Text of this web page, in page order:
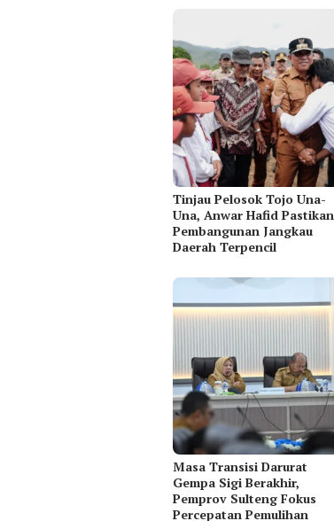
Tinjau Pelosok Tojo Una-
Una, Anwar Hafid Pastikan
Pembangunan Jangkau
Daerah Terpencil
Masa Transisi Darurat
Gempa Sigi Berakhir,
Pemprov Sulteng Fokus
Percepatan Pemulihan